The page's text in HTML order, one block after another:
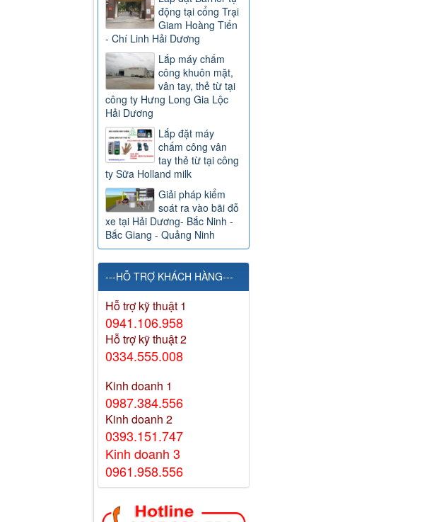
động tại cổng Trại
Giam Hoàng Tiến
- Chí Linh Hải Dương
Lắp máy chấm
công khuôn mặt,
vân tay, thẻ từ tại
công ty Hưng Long Gia Lộc
Hải Dương
Lắp đặt máy
chấm công vân
tay thẻ từ tại công
ty Sữa Holland milk
Giải pháp kiểm
soát ra vào bãi đỗ
xe tại Hải Dương- Bắc Ninh -
Bắc Giang - Quảng Ninh
---HỖ TRỢ KHÁCH HÀNG---
Hỗ trợ kỹ thuật 1
0941.106.958
Hỗ trợ kỹ thuật 2
0334.555.008
Kinh doanh 1
0987.384.556
Kinh doanh 2
0393.151.747
Kinh doanh 3
0961.958.556